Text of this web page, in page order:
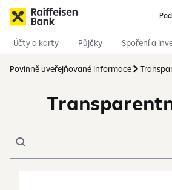
Účty a karty Půjčky
Spoření a
Povinně uveřejňované informace